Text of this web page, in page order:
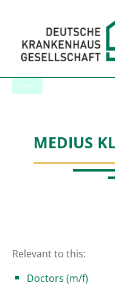
MEDIUS
Relevant to this:
Doctors (m/f)